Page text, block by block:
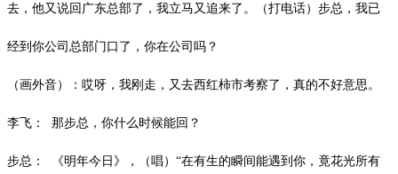
去，他又说回广东总部了，我立马又追来了。（打电话）步总，我已
经到你公司总部门口了，你在公司吗？
（画外音）：哎呀，我刚走，又去西红柿市考察了，真的不好意思。
李飞： 那步总，你什么时候能回？
步总： 《明年今日》，（唱） “在有生的瞬间能遇到你，竟花光所有